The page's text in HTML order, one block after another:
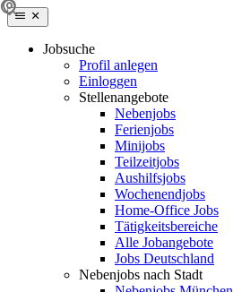
Jobsuche
Profil anlegen
Einloggen
Stellenangebote
Nebenjobs
Ferienjobs
Minijobs
Teilzeitjobs
Aushilfsjobs
Wochenendjobs
Home-Office Jobs
Tätigkeitsbereiche
Alle Jobangebote
Jobs Deutschland
Nebenjobs nach Stadt